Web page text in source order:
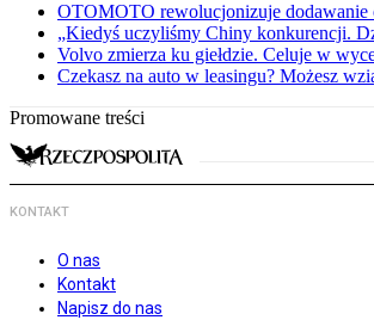
OTOMOTO rewolucjonizuje dodawanie
„Kiedyś uczyliśmy Chiny konkurencji.
Volvo zmierza ku giełdzie. Celuje w
Czekasz na auto w leasingu? Możesz
Promowane treści
KONTAKT
O nas
Kontakt
Napisz do nas